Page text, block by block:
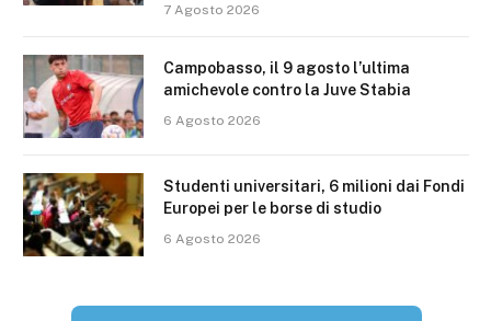
7 Agosto 2026
Campobasso, il 9 agosto l’ultima
amichevole contro la Juve Stabia
6 Agosto 2026
Studenti universitari, 6 milioni dai Fondi
Europei per le borse di studio
6 Agosto 2026